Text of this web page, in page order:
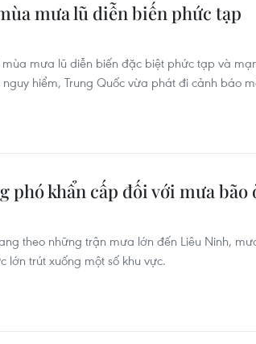
mưa lũ diễn biến phức tạp
mưa lũ diễn biến đặc biệt phức tạp và
hiểm, Trung Quốc vừa phát đi cảnh báo
phó khẩn cấp đối với mưa bão
theo những trận mưa lớn đến Liêu Ninh,
trút xuống một số khu vực.